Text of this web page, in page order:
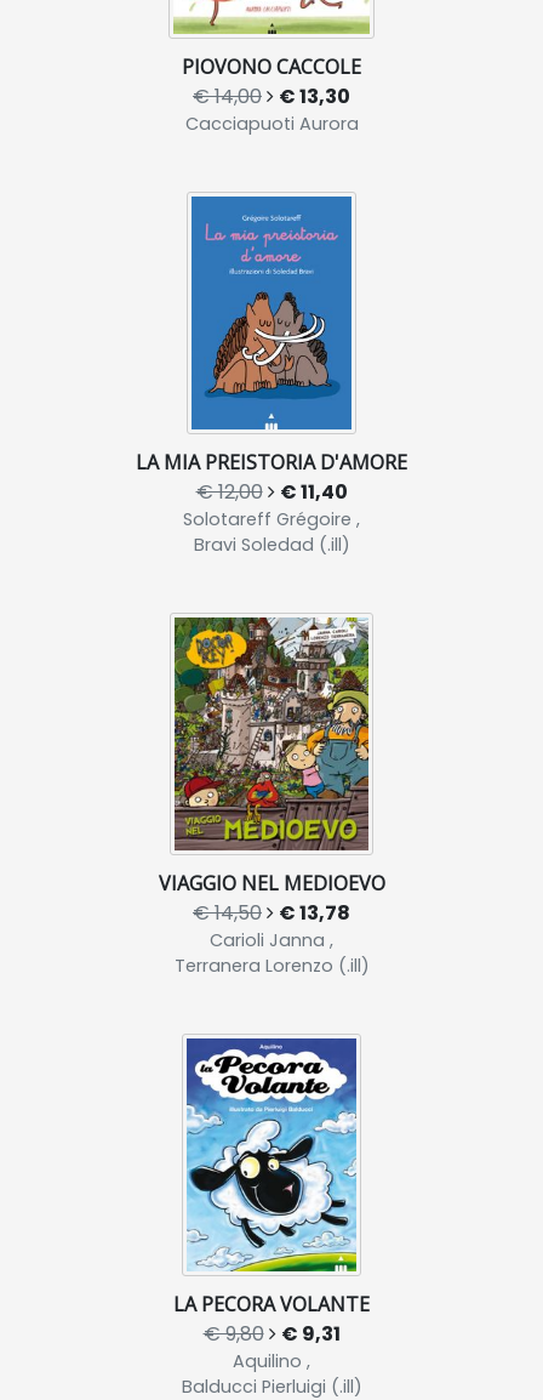
PIOVONO CACCOLE
€ 14,00 € 13,30
Cacciapuoti Aurora
LA MIA PREISTORIA D'AMORE
€ 12,00 € 11,40
Solotareff Grégoire ,
Bravi Soledad (.ill)
VIAGGIO NEL MEDIOEVO
€ 14,50 € 13,78
Carioli Janna ,
Terranera Lorenzo (.ill)
LA PECORA VOLANTE
€ 9,80 € 9,31
Aquilino ,
Balducci Pierluigi (.ill)